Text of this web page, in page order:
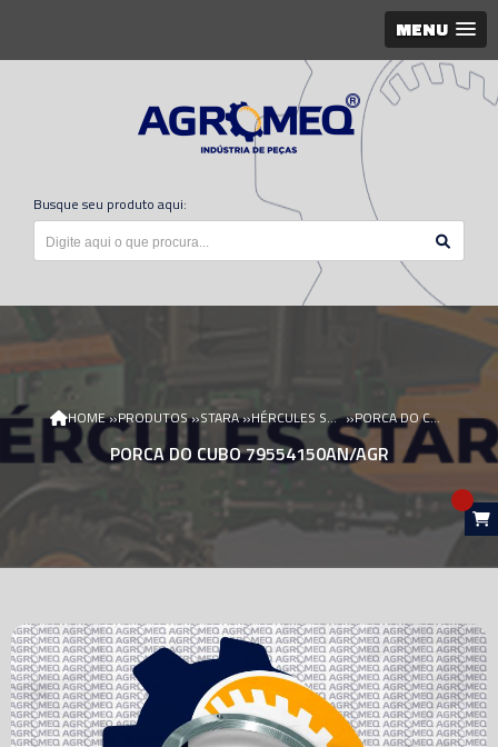
MENU
Busque seu produto aqui:
HOME»PRODUTOS»STARA» HÉRCULES STARA » PORCA DO CUBO 79554150AN/AGR
PORCA DO CUBO 79554150AN/AGR